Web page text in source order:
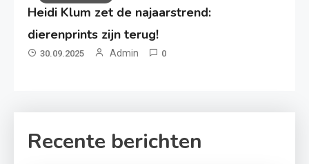
Heidi Klum zet de najaarstrend:
dierenprints zijn terug!
30.09.2025 Admin 0
Recente berichten